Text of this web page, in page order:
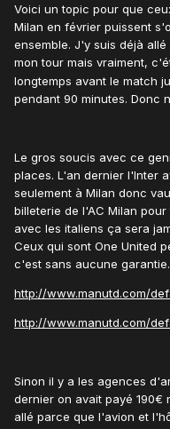
Voici un topic pour que
Milan en février puissent
ensemble. J'y suis déjà
mon tour mais vraiment,
longtemps avant le match
pendant 90 minutes. Donc
Le gros soucis avec ce
places. L'an dernier l'Inter
seulement à Milan donc
billeterie de l'AC Milan
avec les italiens ça sera
Ceux qui sont One United
c'est sans aucune
http://www.manutd.com/
http://www.manutd.com/
Sinon il y a les agences
dernier on avait payé 190€
allé parce que l'avion et